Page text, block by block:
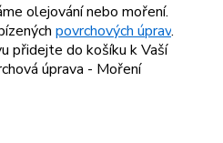
olejování nebo moření.
povrchových úprav.
přidejte do košíku k Vaší
úprava - Moření